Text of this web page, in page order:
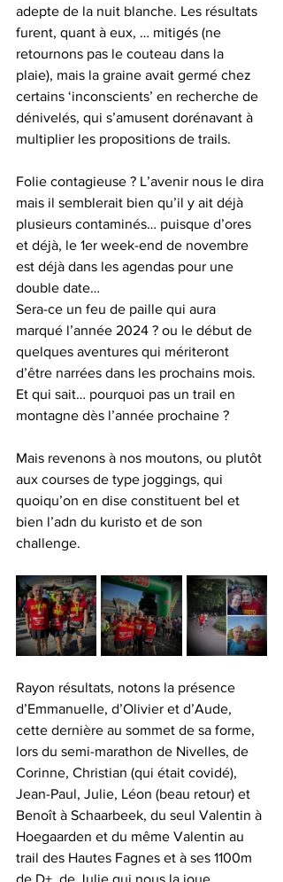
adepte de la nuit blanche. Les résultats
furent, quant à eux, … mitigés (ne
retournons pas le couteau dans la
plaie), mais la graine avait germé chez
certains ‘inconscients’ en recherche de
dénivelés, qui s’amusent dorénavant à
multiplier les propositions de trails.
Folie contagieuse ? L’avenir nous le dira
mais il semblerait bien qu’il y ait déjà
plusieurs contaminés… puisque d’ores
et déjà, le 1er week-end de novembre
est déjà dans les agendas pour une
double date…
Sera-ce un feu de paille qui aura
marqué l’année 2024 ? ou le début de
quelques aventures qui mériteront
d’être narrées dans les prochains mois.
Et qui sait… pourquoi pas un trail en
montagne dès l’année prochaine ?
Mais revenons à nos moutons, ou plutôt
aux courses de type joggings, qui
quoiqu’on en dise constituent bel et
bien l’adn du kuristo et de son
challenge.
Rayon résultats, notons la présence
d’Emmanuelle, d’Olivier et d’Aude,
cette dernière au sommet de sa forme,
lors du semi-marathon de Nivelles, de
Corinne, Christian (qui était covidé),
Jean-Paul, Julie, Léon (beau retour) et
Benoît à Schaarbeek, du seul Valentin à
Hoegaarden et du même Valentin au
trail des Hautes Fagnes et à ses 1100m
de D+, de Julie qui nous la joue